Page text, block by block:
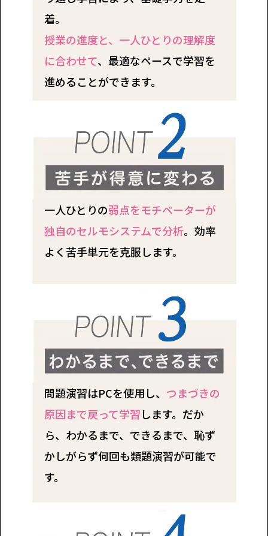
着。
授業の進度と、一人ひとりの理解度
に合わせて、最適なペースで学習を
進めることができます。
一人ひとりの弱点をモチベーターが
独自のセルモシステムで分析。効率
よく苦手単元を克服します。
問題演習はPCを使用し、 つまづきの
原因まで戻って学習します。だか
ら、わかるまで、できるまで、恥ず
かしがらず何回も類題演習が可能で
す。